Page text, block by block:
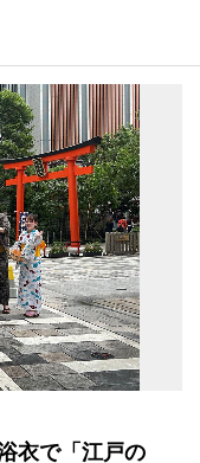
衣で「江戸の